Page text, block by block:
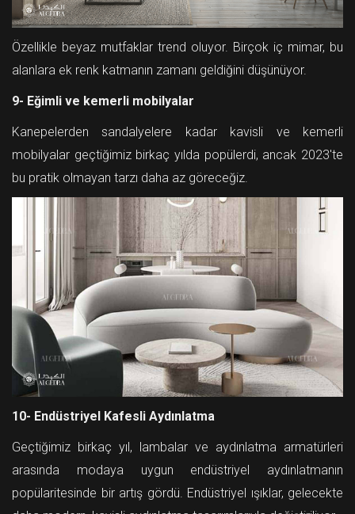
Özellikle beyaz mutfaklar trend oluyor. Birçok iç mimar, bu
alanlara ek renk katmanın zamanı geldiğini düşünüyor.
9- Eğimli ve kemerli mobilyalar
Kanepelerden sandalyelere kadar kavisli ve kemerli
mobilyalar geçtiğimiz birkaç yılda popülerdi, ancak 2023'te
bu pratik olmayan tarzı daha az göreceğiz.
10- Endüstriyel Kafesli Aydınlatma
Geçtiğimiz birkaç yıl, lambalar ve aydınlatma armatürleri
arasında modaya uygun endüstriyel aydınlatmanın
popülaritesinde bir artış gördü. Endüstriyel ışıklar, gelecekte